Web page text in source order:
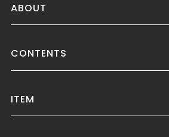
ABOUT
CONTENTS
ITEM